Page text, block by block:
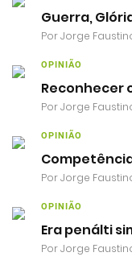
Guerra,
PorJorge
OPINIÃO
Reconhecer
PorJorge
OPINIÃO
PorJorge
OPINIÃO
Era penálti
PorJorge